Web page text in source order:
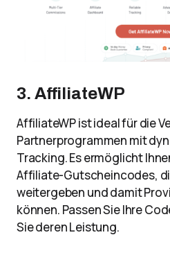
3. AffiliateWP
AffiliateWP ist ideal für die
Partnerprogrammen mit
Tracking. Es ermöglicht
Affiliate-Gutscheincodes,
weitergeben und damit
können. Passen Sie Ihre
Sie deren Leistung.